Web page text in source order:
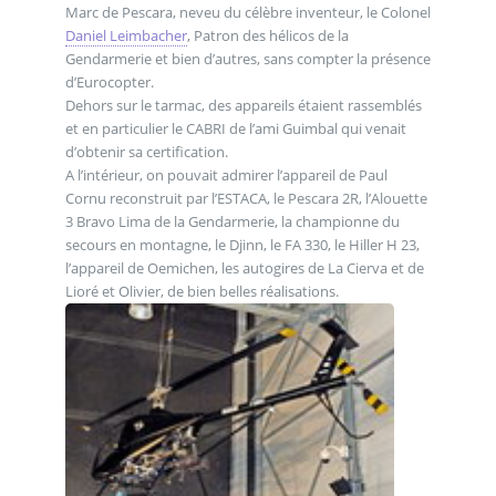
Marc de Pescara, neveu du célèbre inventeur, le Colonel
Daniel Leimbacher, Patron des hélicos de la
Gendarmerie et bien d’autres, sans compter la présence
d’Eurocopter.
Dehors sur le tarmac, des appareils étaient rassemblés
et en particulier le CABRI de l’ami Guimbal qui venait
d’obtenir sa certification.
A l’intérieur, on pouvait admirer l’appareil de Paul
Cornu reconstruit par l’ESTACA, le Pescara 2R, l’Alouette
3 Bravo Lima de la Gendarmerie, la championne du
secours en montagne, le Djinn, le FA 330, le Hiller H 23,
l’appareil de Oemichen, les autogires de La Cierva et de
Lioré et Olivier, de bien belles réalisations.